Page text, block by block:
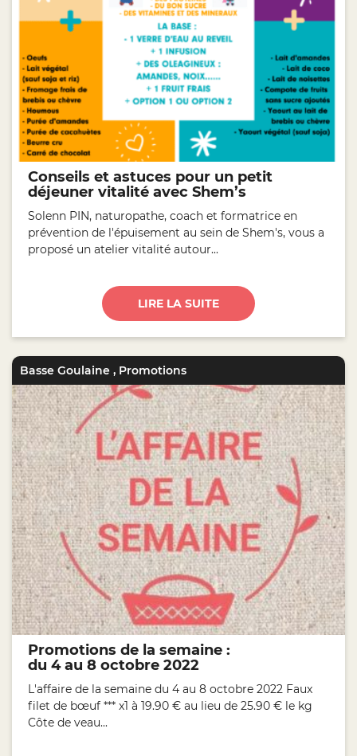
Conseils et astuces pour un petit
déjeuner vitalité avec Shem’s
Solenn PIN, naturopathe, coach et formatrice en
prévention de l'épuisement au sein de Shem's, vous a
proposé un atelier vitalité autour...
LIRE LA SUITE
Basse Goulaine , Promotions
Promotions de la semaine :
du 4 au 8 octobre 2022
L'affaire de la semaine du 4 au 8 octobre 2022 Faux
filet de bœuf *** x1 à 19.90 € au lieu de 25.90 € le kg
Côte de veau...